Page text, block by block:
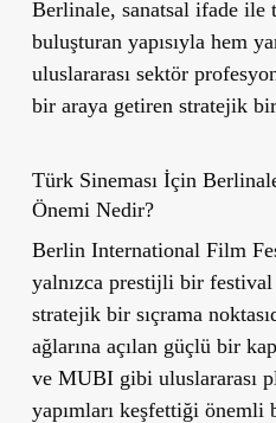
Berlinale, sanatsal ifade ile
buluşturan yapısıyla hem
uluslararası sektör
bir araya getiren stratejik bir
Türk Sineması İçin
Önemi Nedir?
Berlin International Film
yalnızca prestijli bir festival
stratejik bir sıçrama
ağlarına açılan güçlü bir
ve MUBI gibi uluslararası
yapımları keşfettiği